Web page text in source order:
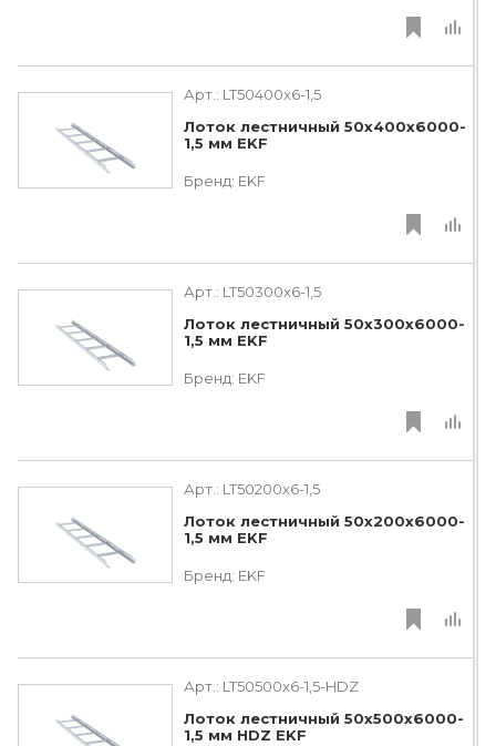
Арт.: LT50400x6-1,5
Лоток лестничный 50х400х6000-
1,5 мм EKF
Бренд: EKF
Арт.: LT50300x6-1,5
Лоток лестничный 50х300х6000-
1,5 мм EKF
Бренд: EKF
Арт.: LT50200x6-1,5
Лоток лестничный 50х200х6000-
1,5 мм EKF
Бренд: EKF
Арт.: LT50500x6-1,5-HDZ
Лоток лестничный 50х500х6000-
1,5 мм HDZ EKF